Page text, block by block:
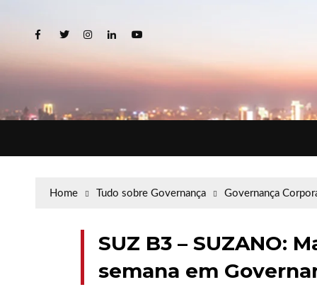
Home Tudo sobre Governança Governança
SUZ B3 – SUZANO:
semana em